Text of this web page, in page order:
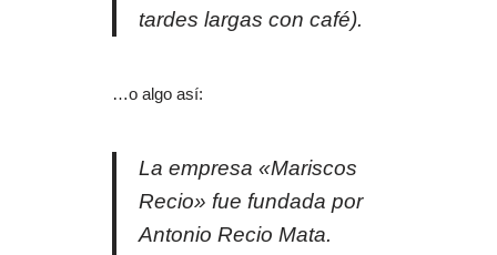
tardes largas con café).
…o algo así:
La empresa «Mariscos
Recio» fue fundada por
Antonio Recio Mata.